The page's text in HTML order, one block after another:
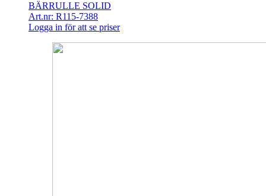
BÄRRULLE SOLID
Art.nr: R115-7388
Logga in för att se priser